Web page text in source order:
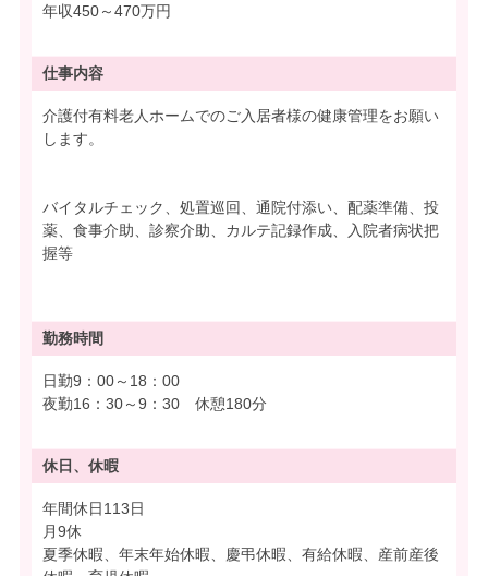
年収450～470万円
仕事内容
介護付有料老人ホームでのご入居者様の健康管理をお願い
します。
バイタルチェック、処置巡回、通院付添い、配薬準備、投
薬、食事介助、診察介助、カルテ記録作成、入院者病状把
握等
勤務時間
日勤9：00～18：00
夜勤16：30～9：30 休憩180分
休日、休暇
年間休日113日
月9休
夏季休暇、年末年始休暇、慶弔休暇、有給休暇、産前産後